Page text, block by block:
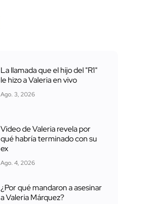
La llamada que el hijo del "R1"
le hizo a Valeria en vivo
Ago. 3, 2026
Video de Valeria revela por
qué habría terminado con su
ex
Ago. 4, 2026
¿Por qué mandaron a asesinar
a Valeria Márquez?